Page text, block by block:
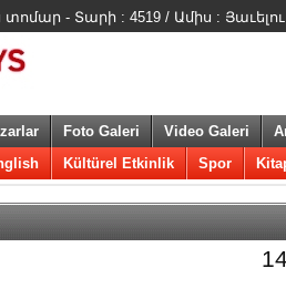
- Տարի : 4519 / Ամիս :
Foto Galeri Video Galeri
Kültürel Etkinlik Spor